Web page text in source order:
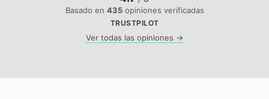
Basado en 435opiniones verificadas
TRUSTPILOT
Ver todas las opiniones →